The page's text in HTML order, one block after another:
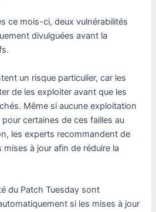
ce mois-ci, deux vulnérabilités
divulguées avant la
un risque particulier, car les
de les exploiter avant que les
Même si aucune exploitation
pour certaines de ces failles au
les experts recommandent de
à jour afin de réduire la
du Patch Tuesday sont
si les mises à jour